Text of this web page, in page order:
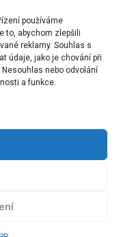
používáme
to, abychom zlepšili
reklamy. Souhlas s
údaje, jako je chování při
nebo odvolání
a funkce.